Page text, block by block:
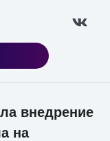
внедрение
на